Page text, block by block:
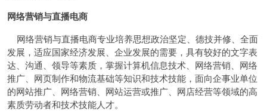
网络营销与直播电商
网络营销与直播电商专业培养思想政治坚定、德技并修、全面
发展，适应国家经济发展、企业发展的需要，具有较好的文字表
达、沟通、领导等素质，掌握计算机信息技术、网络营销、网络
推广、网页制作和物流基础等知识和技术技能，面向企事业单位
的网站推广、网络营销、网站运营或推广、网店经营等领域的高
素质劳动者和技术技能人才。